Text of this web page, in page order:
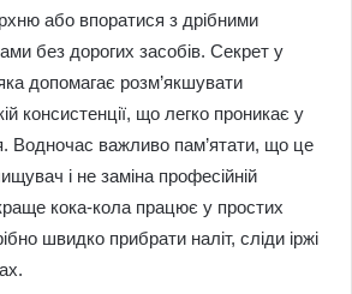
або впоратися з дрібними
без дорогих засобів. Секрет у
допомагає розм’якшувати
консистенції, що легко проникає у
Водночас важливо пам’ятати, що це
і не заміна професійній
кока-кола працює у простих
швидко прибрати наліт, сліди іржі